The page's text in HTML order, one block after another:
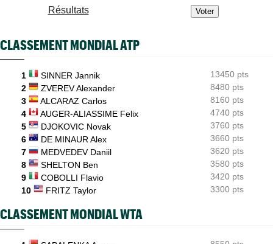
ATP - Montréal
ATP - Montréal
08/08
ATP - Blessure
Frances Tiafoe opéré de la main droite après son abandon
08/08
Carnet Rose
Caroline Garcia est devenue la maman d’un petit Pablo...
Résultats
CLASSEMENT MONDIAL ATP
1 SINNER Jannik
13450 pts
2
ZVEREV Alexander
8480 pts
3
ALCARAZ Carlos
8160 pts
4
AUGER-ALIASSIME Felix
4740 pts
5
DJOKOVIC Novak
3760 pts
6
DE MINAUR Alex
3660 pts
7
MEDVEDEV Daniil
3620 pts
8
SHELTON Ben
3580 pts
9
COBOLLI Flavio
3420 pts
10
FRITZ Taylor 3300 pts
CLASSEMENT MONDIAL WTA